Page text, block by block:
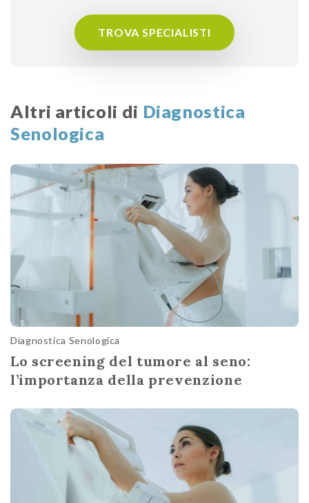
TROVA SPECIALISTI
Altri articoli di Diagnostica
Senologica
Diagnostica Senologica
Lo screening del tumore al seno:
l’importanza della prevenzione